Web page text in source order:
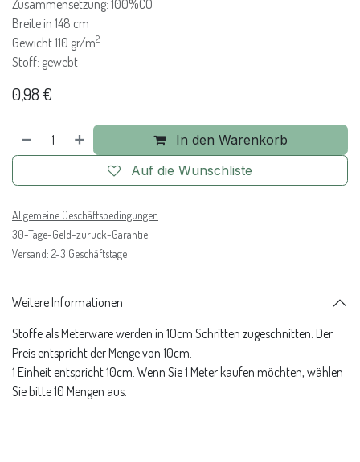
Zusammensetzung: 100%CO
Breite in 148 cm
Gewicht 110 gr/m2
Stoff: gewebt
0,98 €
In den Warenkorb
Auf die Wunschliste
Allgemeine Geschäftsbedingungen
30-Tage-Geld-zurück-Garantie
Versand: 2-3 Geschäftstage
Weitere Informationen
Stoffe als Meterware werden in 10cm Schritten zugeschnitten. Der
Preis entspricht der Menge von 10cm.
1 Einheit entspricht 10cm. Wenn Sie 1 Meter kaufen möchten, wählen
Sie bitte 10 Mengen aus.